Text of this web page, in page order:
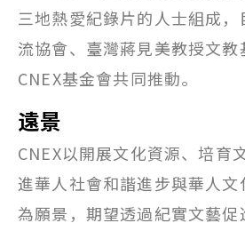
三地熱愛紀錄片的人士組成
流協會、臺灣蔣見美教授文
CNEX基金會共同推動。
遠景
CNEX以開展文化資源、培育
進華人社會和諧進步與華人
為願景，期望透過紀實文藝促